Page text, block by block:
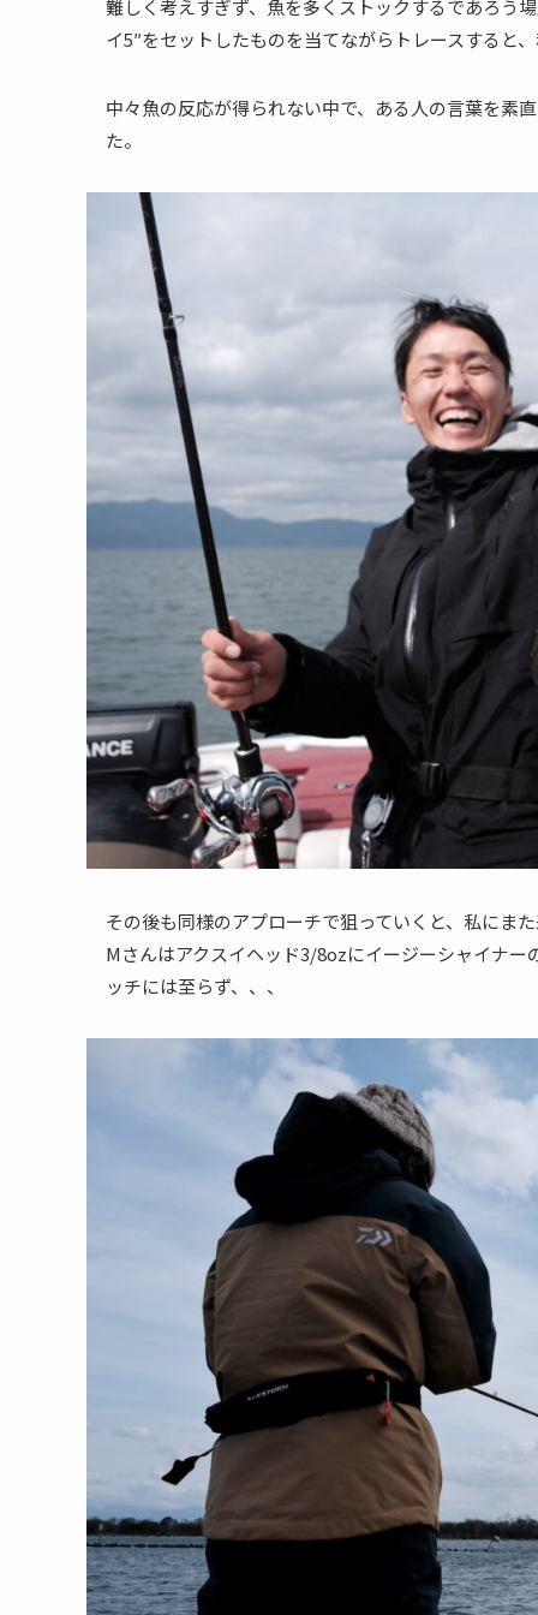
難しく考えすぎず、魚を多くストックするであろう
イ5″をセットしたものを当てながらトレースすると
中々魚の反応が得られない中で、ある人の言葉を素
た。
その後も同様のアプローチで狙っていくと、私にま
Mさんはアクスイヘッド3/8ozにイージーシャイナ
ッチには至らず、、、